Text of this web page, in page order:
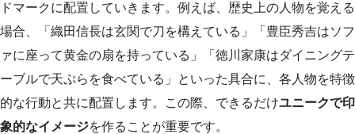
ドマークに配置していきます。例えば、歴史上の人物を覚える
場合、「織田信長は玄関で刀を構えている」「豊臣秀吉はソフ
ァに座って黄金の扇を持っている」「徳川家康はダイニングテ
ーブルで天ぷらを食べている」といった具合に、各人物を特徴
的な行動と共に配置します。この際、できるだけユニークで印
象的なイメージを作ることが重要です。